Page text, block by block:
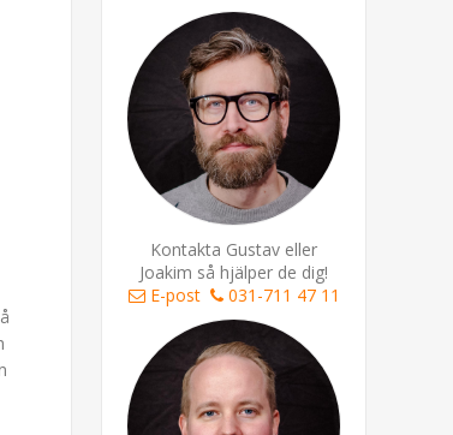
Kontakta Gustav eller
Joakim så hjälper de dig!
E-post
031-711 47 11